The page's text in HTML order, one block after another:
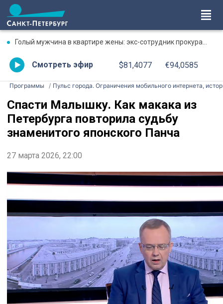
Голый мужчина в квартире жены: экс-сотрудник прокуратуры рассказал, почему совершил убийство
Смотреть эфир $81,4077 €94,0585
Программы Пульс города. Ограничения мобильного интернета,
Спасти Малышку. Как макака из
Петербурга повторила судьбу
знаменитого японского Панча
27 марта 2026, 22:00